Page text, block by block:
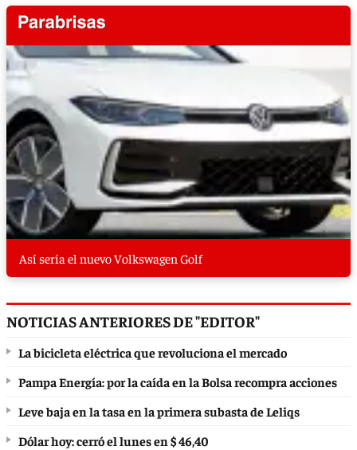
Así sería el nuevo Volkswagen Golf
NOTICIAS ANTERIORES DE "EDITOR"
La bicicleta eléctrica que revoluciona el mercado
Pampa Energía: por la caída en la Bolsa recompra acciones
Leve baja en la tasa en la primera subasta de Leliqs
Dólar hoy: cerró el lunes en $ 46,40